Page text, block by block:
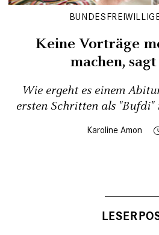
Keine Vorträge
machen,
Wie ergeht es einem
ersten Schritten als
Karoline Amon